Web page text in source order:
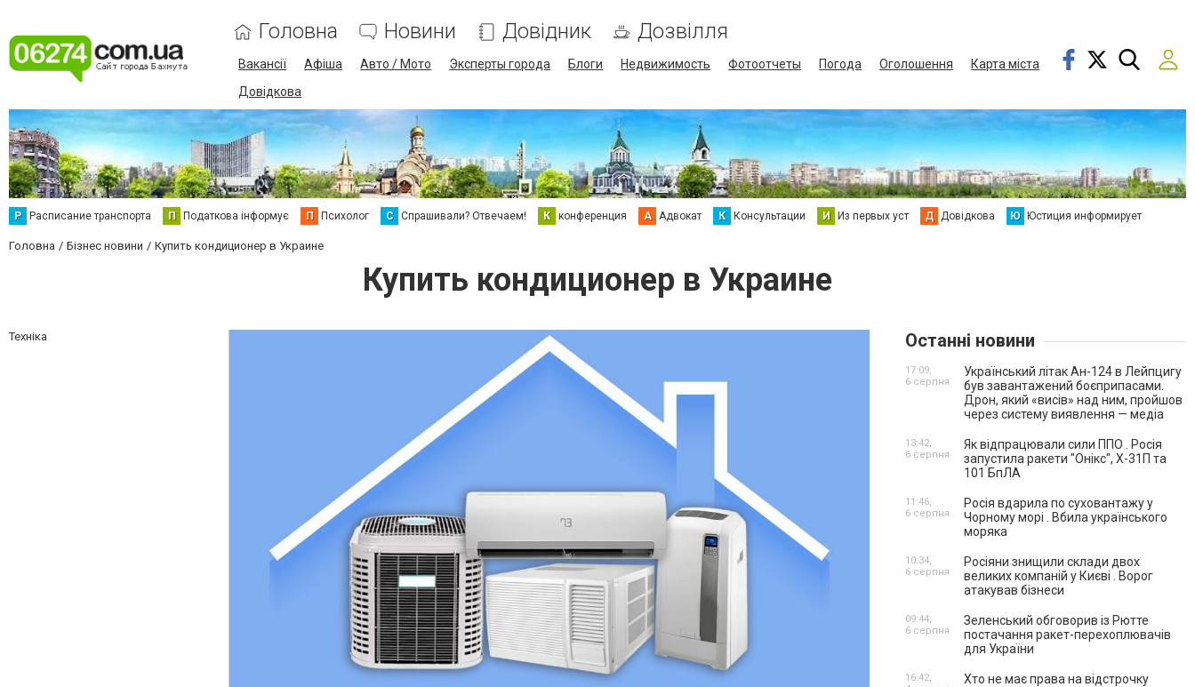
Головна Новини Довідник Дозвілля
Вакансії Афіша Авто / Мото Эксперты города Блоги Недвижимость Фотоотчеты Погода Оголошення
Карта міста
Довідкова
Р Расписание транспорта П Податкова інформує П Психолог С Спрашивали? Отвечаем! К конференция А Адвокат К Консультации И Из первых уст Д Довідкова Ю Юстиция информирует
Головна Бізнес новини Купить кондиционер в Украине
Купить кондиционер в Украине
Техніка Останні новини
Український літак Ан-124 в Лейпцигу
був завантажений боєприпасами.
Дрон, який «висів» над ним, пройшов
через систему виявлення — медіа
17:09,
6 серпня
Як відпрацювали сили ППО . Росія
запустила ракети "Онікс", Х-31П та
101 БпЛА
13:42,
6 серпня
Росія вдарила по суховантажу у
Чорному морі . Вбила українського
моряка
11:46,
6 серпня
Росіяни знищили склади двох
великих компаній у Києві . Ворог
атакував бізнеси
10:34,
6 серпня
Зеленський обговорив із Рютте
постачання ракет-перехоплювачів
для України
09:44,
6 серпня
Хто не має права на відстрочку
16:42,